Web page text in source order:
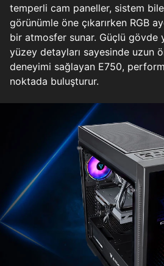
temperli cam paneller, sistem
görünümle öne çıkarırken RGB
bir atmosfer sunar. Güçlü gövde
yüzey detayları sayesinde uzun
deneyimi sağlayan E750,
noktada buluşturur.